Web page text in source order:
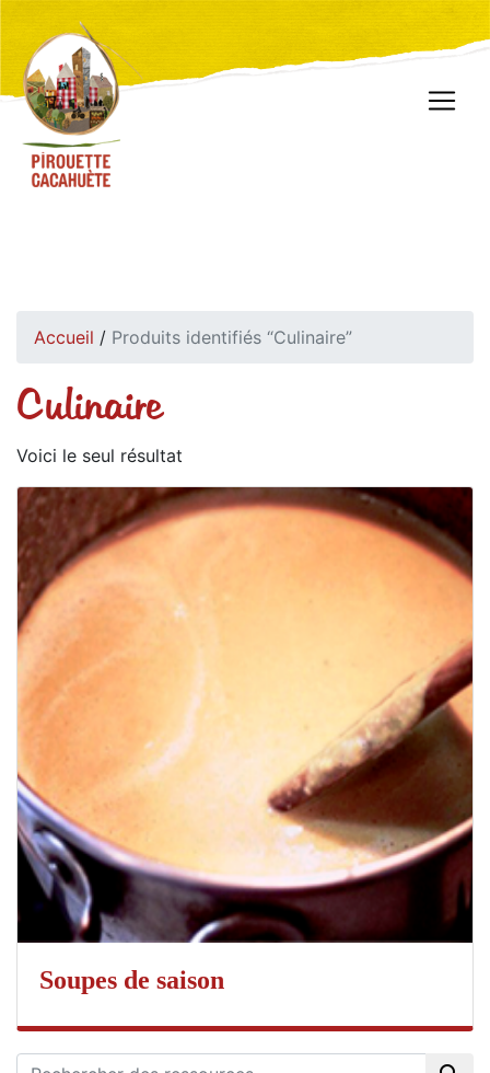
Accueil / Produits identifiés “Culinaire”
Culinaire
Voici le seul résultat
Soupes de saison